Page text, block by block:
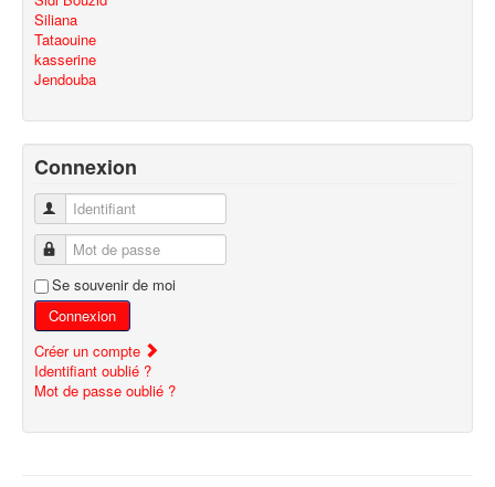
Siliana
Tataouine
kasserine
Jendouba
Connexion
Identifiant
Mot de passe
Se souvenir de moi
Connexion
Créer un compte
Identifiant oublié ?
Mot de passe oublié ?